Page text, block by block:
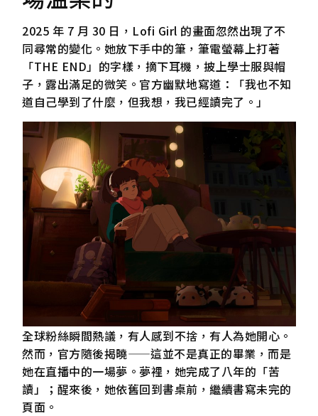
2025 年 7 月 30 日，Lofi Girl 的畫面忽然出現了不
同尋常的變化。她放下手中的筆，筆電螢幕上打著
「THE END」的字樣，摘下耳機，披上學士服與帽
子，露出滿足的微笑。官方幽默地寫道：「我也不知
道自己學到了什麼，但我想，我已經讀完了。」
全球粉絲瞬間熱議，有人感到不捨，有人為她開心。
然而，官方隨後揭曉——這並不是真正的畢業，而是
她在直播中的一場夢。夢裡，她完成了八年的「苦
讀」；醒來後，她依舊回到書桌前，繼續書寫未完的
頁面。